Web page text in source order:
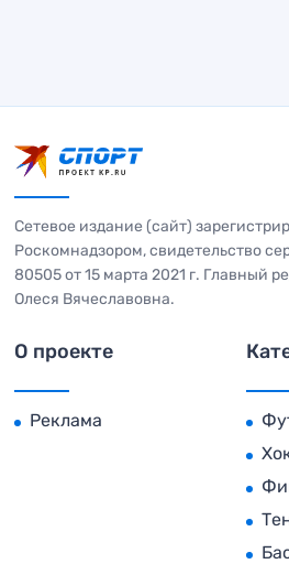
Сетевое издание (сайт)
Роскомнадзором, свидетельство
80505 от 15 марта 2021 г. Главный
Олеся Вячеславовна.
О проекте
Реклама